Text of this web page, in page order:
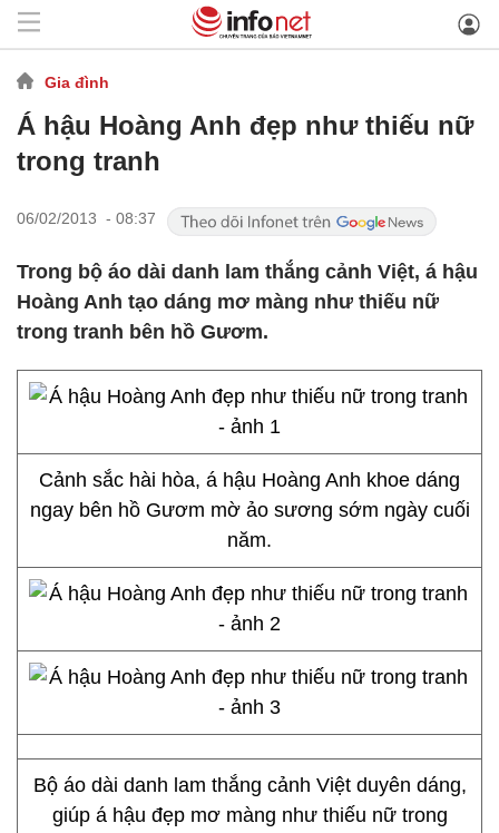
Gia đình
Á hậu Hoàng Anh đẹp như thiếu nữ
trong tranh
06/02/2013 - 08:37
Trong bộ áo dài danh lam thắng cảnh Việt, á hậu
Hoàng Anh tạo dáng mơ màng như thiếu nữ
trong tranh bên hồ Gươm.
Cảnh sắc hài hòa, á hậu Hoàng Anh khoe dáng
ngay bên hồ Gươm mờ ảo sương sớm ngày cuối
năm.
Bộ áo dài danh lam thắng cảnh Việt duyên dáng,
giúp á hậu đẹp mơ màng như thiếu nữ trong